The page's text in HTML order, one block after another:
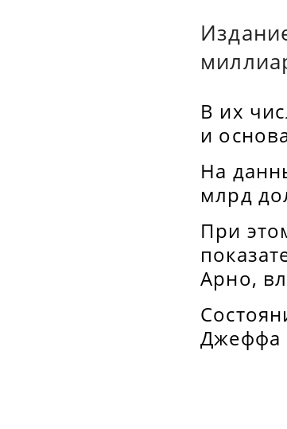
В их
и
На
млрд
При
Арно,
Джеффа